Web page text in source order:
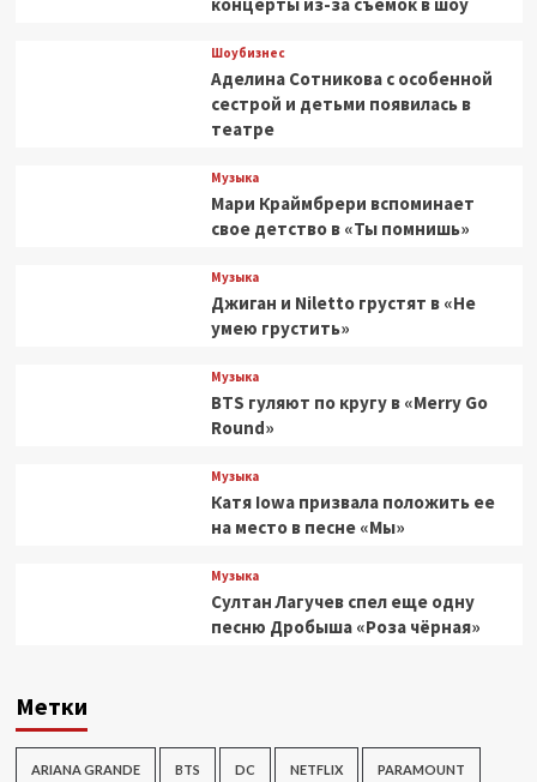
Шоубизнес
Аделина Сотникова с особенной
сестрой и детьми появилась в
театре
Музыка
Мари Краймбрери вспоминает
свое детство в «Ты помнишь»
Музыка
Джиган и Niletto грустят в «Не
умею грустить»
Музыка
BTS гуляют по кругу в «Merry Go
Round»
Музыка
Катя Iowa призвала положить ее
на место в песне «Мы»
Музыка
Султан Лагучев спел еще одну
песню Дробыша «Роза чёрная»
Метки
ARIANA GRANDE BTS DC NETFLIX PARAMOUNT